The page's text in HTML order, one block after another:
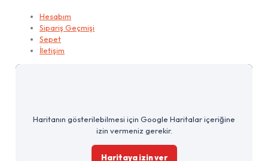
Hesabım
Sipariş Geçmişi
Sepet
İletişim
Haritanın gösterilebilmesi için Google Haritalar içeriğine
izin vermeniz gerekir.
Haritaya izin ver